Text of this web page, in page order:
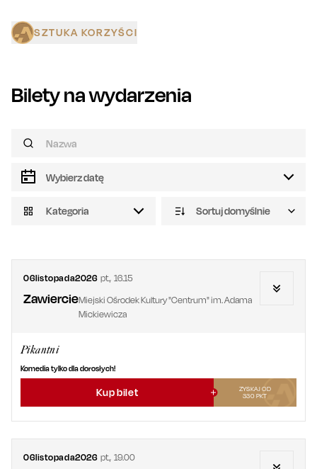
SZTUKA KORZYŚCI
Bilety na wydarzenia
Kategoria Sortuj domyślnie
06listopada2026 pt.,16.15
ZawiercieMiejski Ośrodek Kultury "Centrum" im. Adama
Mickiewicza
Pikantni
Komedia tylko dla dorosłych!
Kup bilet
ZYSKAJ OD
330 PKT
06listopada2026 pt.,19.00